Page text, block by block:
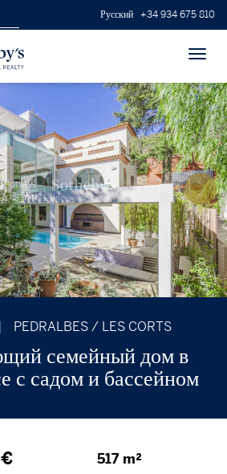
Русский +34 934 675 810
PEDRALBES / LES CORTS
семейный дом в
с садом и бассейном
517 m²